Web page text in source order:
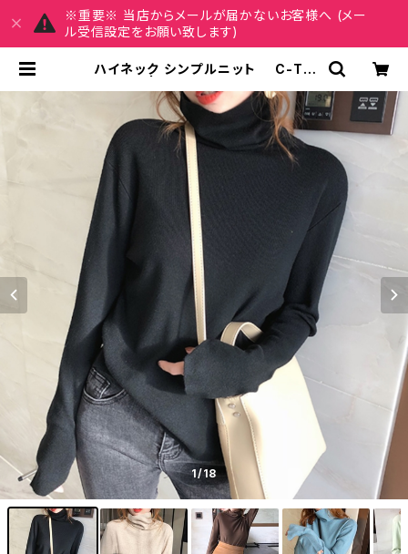
※重要※ 当店からメールが届かないお客様へ (メー
ル受信設定をお願い致します)
ハイネック シンプルニット C-TA
30代,40代 レディースファッション
通販
1/18